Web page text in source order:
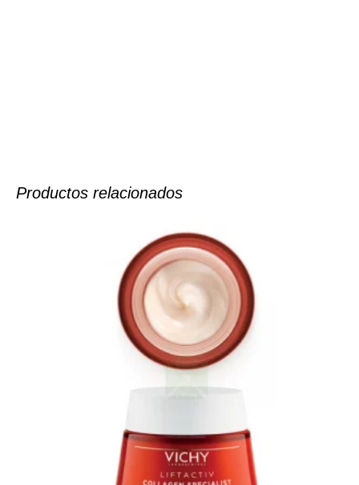
Productos relacionados